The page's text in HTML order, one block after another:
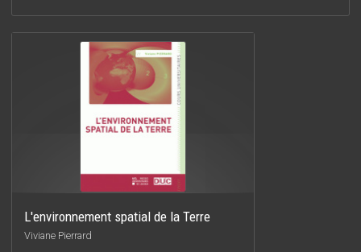
L'environnement spatial de la Terre
Viviane Pierrard